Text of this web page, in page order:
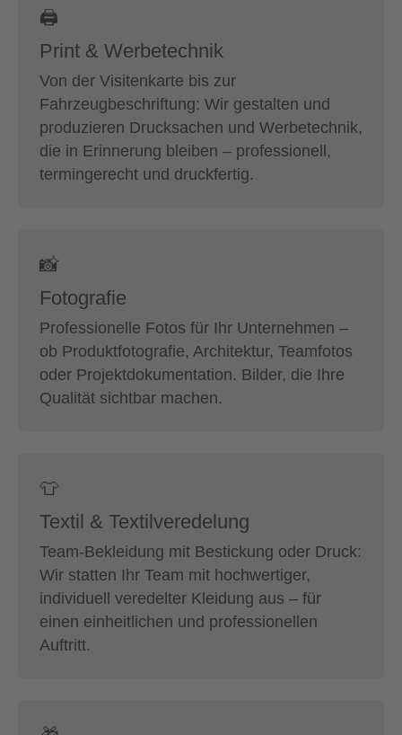
🖨
Print & Werbetechnik
Von der Visitenkarte bis zur
Fahrzeugbeschriftung: Wir gestalten und
produzieren Drucksachen und Werbetechnik,
die in Erinnerung bleiben – professionell,
termingerecht und druckfertig.
📸
Fotografie
Professionelle Fotos für Ihr Unternehmen –
ob Produktfotografie, Architektur, Teamfotos
oder Projektdokumentation. Bilder, die Ihre
Qualität sichtbar machen.
👕
Textil & Textilveredelung
Team-Bekleidung mit Bestickung oder Druck:
Wir statten Ihr Team mit hochwertiger,
individuell veredelter Kleidung aus – für
einen einheitlichen und professionellen
Auftritt.